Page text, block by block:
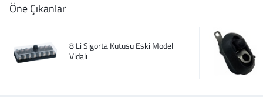
Öne Çıkanlar
8 Li Sigorta Kutusu Eski Model
Vidalı